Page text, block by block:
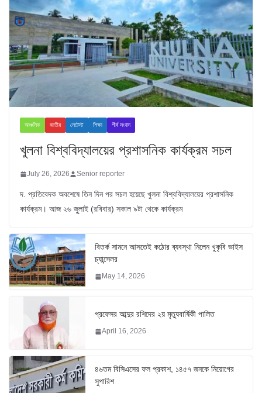
আঞ্চলিক জাতীয় লেটেস্ট শিক্ষা শীর্ষ সংবাদ
খুলনা বিশ্ববিদ্যালয়ের প্রশাসনিক কার্যক্রম সচল
July 26, 2026 Senior reporter
দ. প্রতিবেদক অবশেষে তিন দিন পর সচল হয়েছে খুলনা বিশ্ববিদ্যালয়ের প্রশাসনিক
কার্যক্রম। আজ ২৬ জুুলাই (রবিবার) সকাল ৯টা থেকে কার্যক্রম
বিতর্ক সামনে আসতেই কঠোর ব্যবস্থা নিলেন খুকৃবি ভাইস
চ্যান্সেলর
May 14, 2026
প্রফেসর আব্দুর রশিদের ২য় মৃত্যুবার্ষিকী পালিত
April 16, 2026
৪৬তম বিসিএসের ফল প্রকাশ, ১৪৫৭ জনকে নিয়োগের
সুপারিশ